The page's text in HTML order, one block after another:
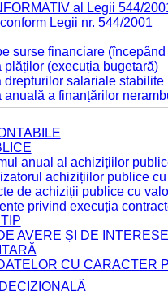
al Legii 544/
Legii nr. 544/2001
surse financiare
plăților (execuția bugetară)
drepturilor salariale
anuală a finanțărilor
anual al achizițiilor
achizițiilor publice
de achiziții publice cu
privind execuția
AVERE ȘI DE INTERESE
CU CARACTER